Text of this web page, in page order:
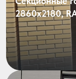
2860x2180,